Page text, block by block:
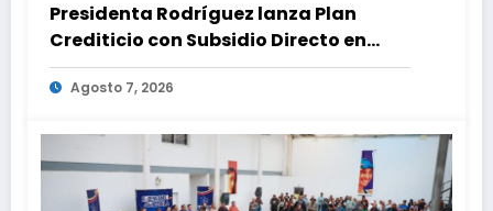
Presidenta Rodríguez lanza Plan
Crediticio con Subsidio Directo en
encuentro con Juntas de Condominio
Agosto 7, 2026